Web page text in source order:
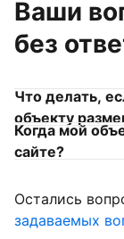
Ваши
без
Что делать,
объекту
Когда мой
сайте?
Остались
задаваемых